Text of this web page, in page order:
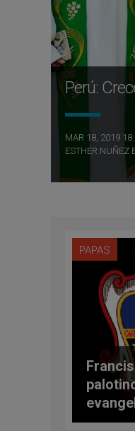
Perú:
MAR 18, 2019
ESTHER NUÑEZ
PAPAS
pobres